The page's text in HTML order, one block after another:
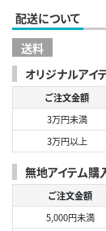
配送について
送料
オリジナルアイ
ご注文金額
3万円未満
3万円以上
無地アイテム購
ご注文金額
5,000円未満